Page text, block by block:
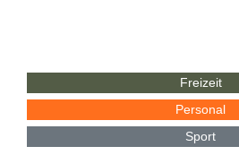
Freizeit
Personal
Sport